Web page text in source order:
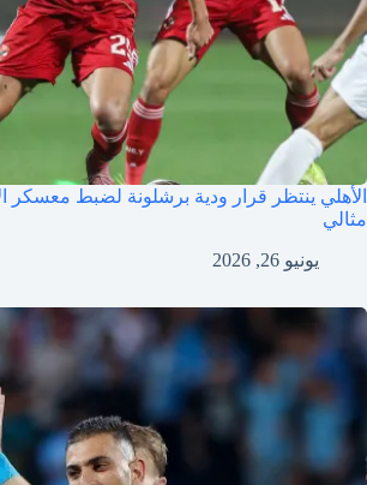
الأهلي ينتظر قرار ودية برشلونة لضبط معسكر
مثالي
يونيو 26, 2026